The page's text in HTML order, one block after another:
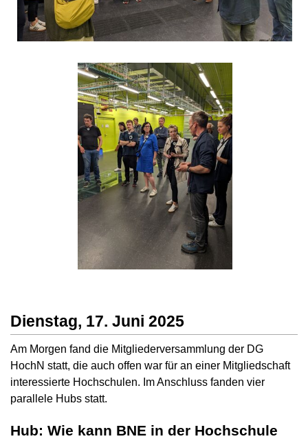
Dienstag, 17. Juni 2025
Am Morgen fand die Mitgliederversammlung der DG
HochN statt, die auch offen war für an einer Mitgliedschaft
interessierte Hochschulen. Im Anschluss fanden vier
parallele Hubs statt.
Hub: Wie kann BNE in der Hochschule